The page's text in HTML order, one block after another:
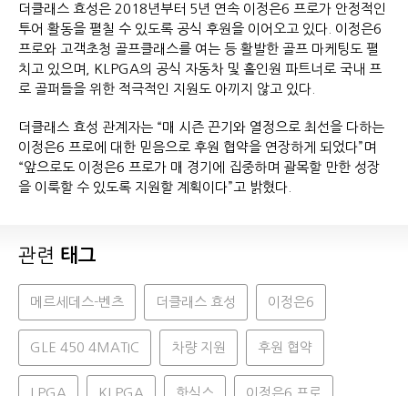
더클래스 효성은 2018년부터 5년 연속 이정은6 프로가 안정적인
투어 활동을 펼칠 수 있도록 공식 후원을 이어오고 있다. 이정은6
프로와 고객초청 골프클래스를 여는 등 활발한 골프 마케팅도 펼
치고 있으며, KLPGA의 공식 자동차 및 홀인원 파트너로 국내 프
로 골퍼들을 위한 적극적인 지원도 아끼지 않고 있다.
더클래스 효성 관계자는 “매 시즌 끈기와 열정으로 최선을 다하는
이정은6 프로에 대한 믿음으로 후원 협약을 연장하게 되었다”며
“앞으로도 이정은6 프로가 매 경기에 집중하며 괄목할 만한 성장
을 이룩할 수 있도록 지원할 계획이다”고 밝혔다.
관련 태그
메르세데스-벤츠 더클래스 효성 이정은6
GLE 450 4MATIC 차량 지원 후원 협약
LPGA KLPGA 핫식스 이정은6 프로